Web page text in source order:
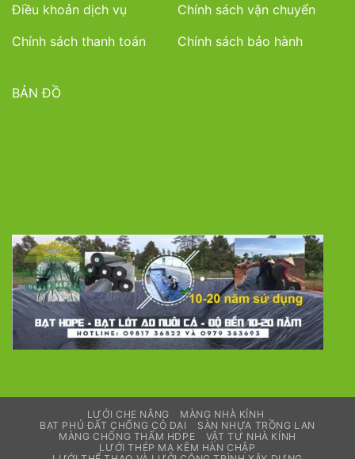
Điều khoản dịch vụ
Chính sách vận chuyển
Chính sách thanh toán
Chính sách bảo hành
BẢN ĐỒ
LƯỚI CHE NẮNG
MÀNG NHÀ KÍNH
BẠT PHỦ ĐẤT CHỐNG CỎ DẠI
SÀN NHỰA TRỒNG LAN
MÀNG CHỐNG THẤM HDPE
VẬT TƯ NHÀ KÍNH
LƯỚI THÉP MẠ KẼM HÀN CHẬP